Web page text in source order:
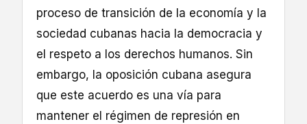
proceso de transición de la economía y la
sociedad cubanas hacia la democracia y
el respeto a los derechos humanos. Sin
embargo, la oposición cubana asegura
que este acuerdo es una vía para
mantener el régimen de represión en